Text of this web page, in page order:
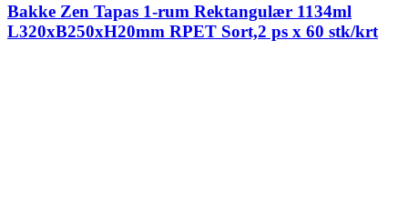
Bakke Zen Tapas 1-rum Rektangulær 1134ml
L320xB250xH20mm RPET Sort,2 ps x 60 stk/krt